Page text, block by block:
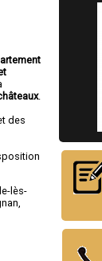
.
des
lès-